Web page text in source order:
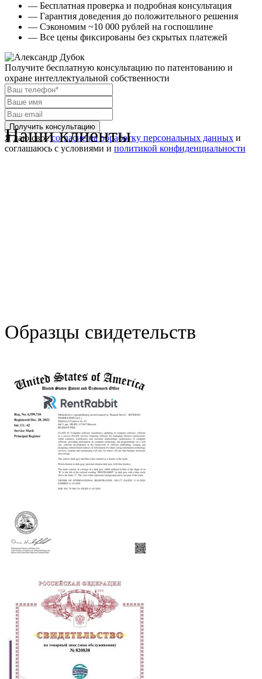
— Бесплатная проверка и подробная консультация
— Гарантия доведения до положительного решения
— Сэкономим ~10 000 рублей на госпошлине
— Все цены фиксированы без скрытых платежей
Получите бесплатную консультацию по патентованию и
охране интеллектуальной собственности
Я даю своесогласие на обработку персональных данных и
соглашаюсь с условиями и политикой конфиденциальности
Наши клиенты
Образцы свидетельств